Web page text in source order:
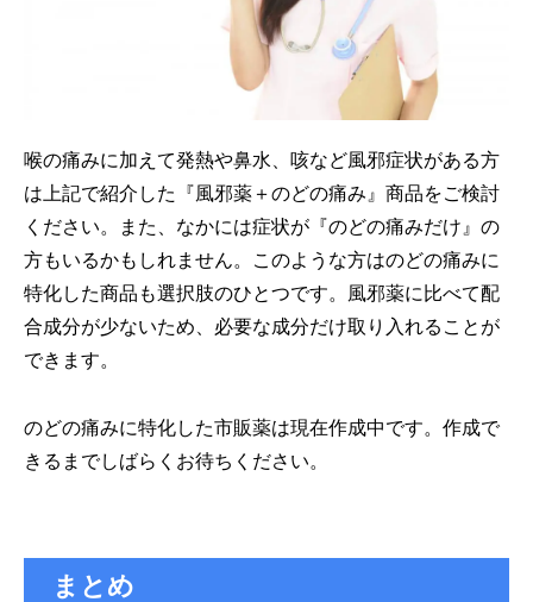
喉の痛みに加えて発熱や鼻水、咳など風邪症状がある方
は上記で紹介した『風邪薬＋のどの痛み』商品をご検討
ください。また、なかには症状が『のどの痛みだけ』の
方もいるかもしれません。このような方はのどの痛みに
特化した商品も選択肢のひとつです。風邪薬に比べて配
合成分が少ないため、必要な成分だけ取り入れることが
できます。
のどの痛みに特化した市販薬は現在作成中です。作成で
きるまでしばらくお待ちください。
まとめ